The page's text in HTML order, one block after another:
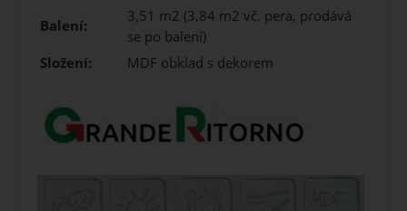
Balení:
3,51 m2 (3,84 m2 vč. pera, prodává
se po balení)
Složení:
MDF obklad s dekorem